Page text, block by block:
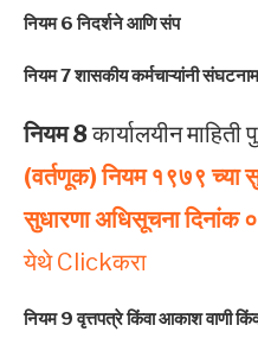
नियम 6 निदर्शने आणि संप
नियम 7 शासकीय कर्मचाऱ्यांनी
नियम 8कार्यालयीन माहिती
(वर्तणूक) नियम १९७९ च्या
सुधारणा अधिसूचना
येथे Clickकरा
नियम 9 वृत्तपत्रे किंवा आकाश वाणी